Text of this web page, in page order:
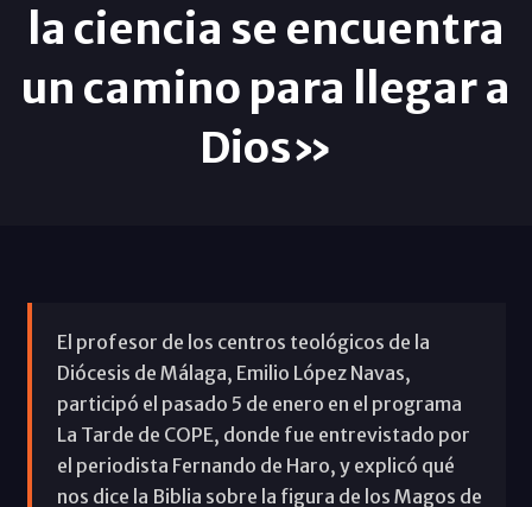
la ciencia se encuentra
un camino para llegar a
Dios»
El profesor de los centros teológicos de la
Diócesis de Málaga, Emilio López Navas,
participó el pasado 5 de enero en el programa
La Tarde de COPE, donde fue entrevistado por
el periodista Fernando de Haro, y explicó qué
nos dice la Biblia sobre la figura de los Magos de